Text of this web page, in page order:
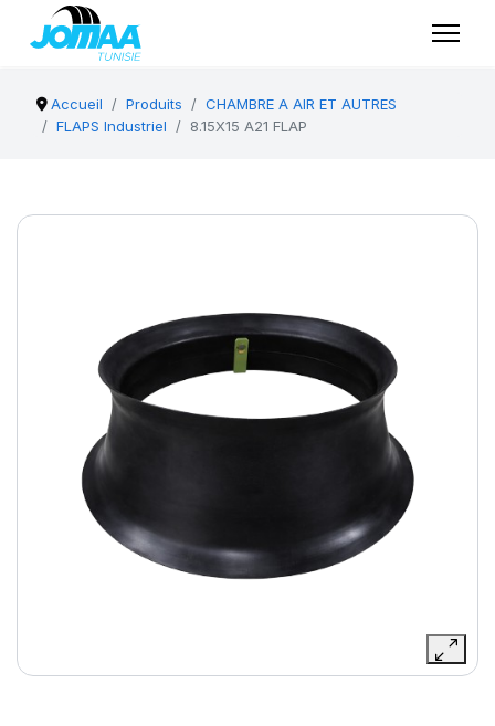
Accueil Produits
CHAMBRE A AIR ET AUTRES
FLAPS Industriel
8.15X15 A21 FLAP